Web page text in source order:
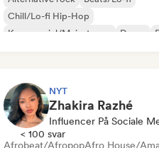
Chill/Lo-fi Hip-Hop
Kommerciel/Mainstream
Dance
NYT
Zhakira Razhé
Influencer På Sociale
< 100 svar
Afrobeat/AfropopAfro House/